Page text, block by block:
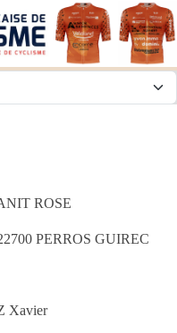
ROSE
PERROS GUIREC
Xavier